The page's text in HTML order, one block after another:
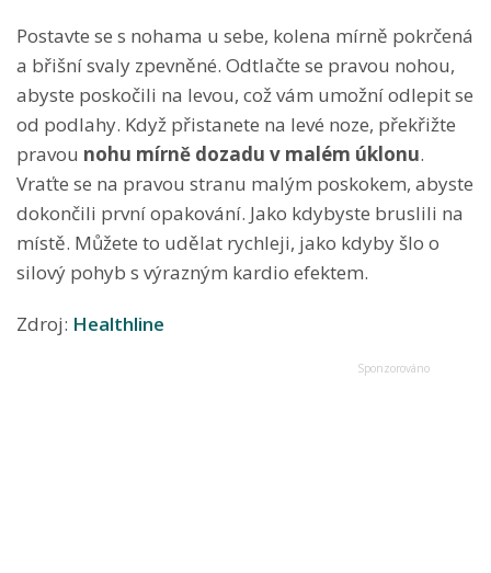
Postavte se s nohama u sebe, kolena mírně pokrčená
a břišní svaly zpevněné. Odtlačte se pravou nohou,
abyste poskočili na levou, což vám umožní odlepit se
od podlahy. Když přistanete na levé noze, překřižte
pravou nohu mírně dozadu v malém úklonu.
Vraťte se na pravou stranu malým poskokem, abyste
dokončili první opakování. Jako kdybyste bruslili na
místě. Můžete to udělat rychleji, jako kdyby šlo o
silový pohyb s výrazným kardio efektem.
Zdroj: Healthline